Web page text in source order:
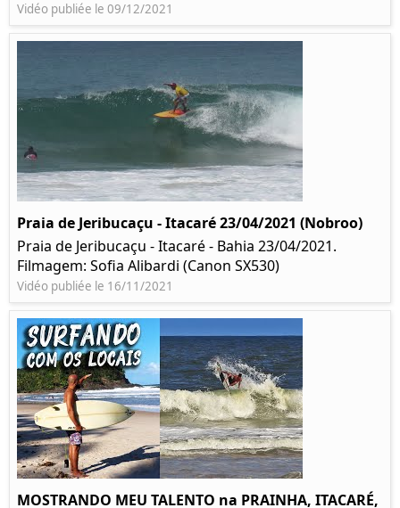
Vidéo publiée le 09/12/2021
Praia de Jeribucaçu - Itacaré 23/04/2021 (Nobroo)
Praia de Jeribucaçu - Itacaré - Bahia 23/04/2021.
Filmagem: Sofia Alibardi (Canon SX530)
Vidéo publiée le 16/11/2021
MOSTRANDO MEU TALENTO na PRAINHA, ITACARÉ,